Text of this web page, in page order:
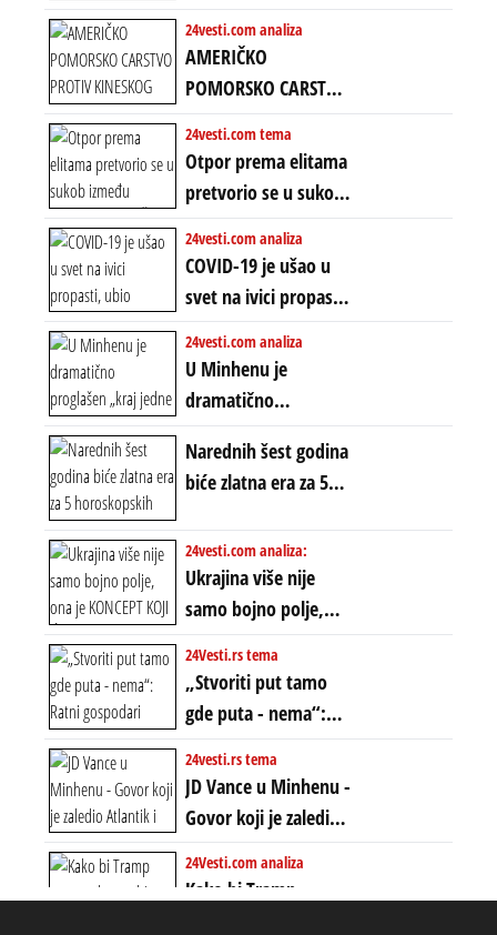
Predstojeći poraz
Amerike u Iranu
uvodi eru
energetskog haosa,
finansijskih
previranja i kolapsa
starog poretka
24vesti.com analiza
AMERIČKO
POMORSKO CARSTVO
PROTIV KINESKOG
KOPNENOG SVETA:
Rat u Iranu je rat za
globalne preferencije
24vesti.com tema
Otpor prema elitama
pretvorio se u sukob
između običnih ljudi:
ZAŠTO SE DEŠAVA
EKSTREMNA
POLARIZACIJA?
24vesti.com analiza
COVID-19 je ušao u
svet na ivici propasti,
ubio milione, ali je
spasao sistem
24vesti.com analiza
U Minhenu je
dramatično
proglašen „kraj jedne
ere“, ali sa
dvostrukom
neistinom: forma te
ere završila se na
istom mestu, ali
prošle godine
Narednih šest godina
biće zlatna era za 5
znakova: Stiže lavina
novca i bogatstva
24vesti.com analiza:
Ukrajina više nije
samo bojno polje,
ona je KONCEPT KOJI
ĆE RASPASTI CEO
ZAPADNI SVET
24Vesti.rs tema
„Stvoriti put tamo
gde puta - nema“:
Ratni gospodari
plaču za starim
poretkom... Bez
ikakve realpolitike u
njima, oni su sada
nebitni kao Zelenski
24vesti.rs tema
JD Vance u Minhenu -
Govor koji je zaledio
Atlantik i duboko
šokirao Evropu (ceo
24Vesti.com analiza
Kako bi Tramp